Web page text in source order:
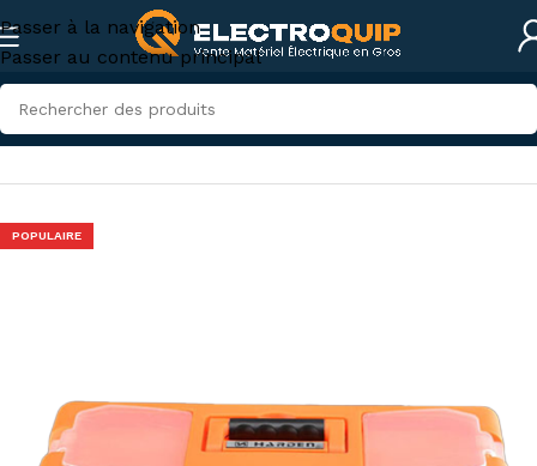
Passer à la navigation
Passer au contenu principal
Accueil/Accessoires et outillage/Outillage
POPULAIRE